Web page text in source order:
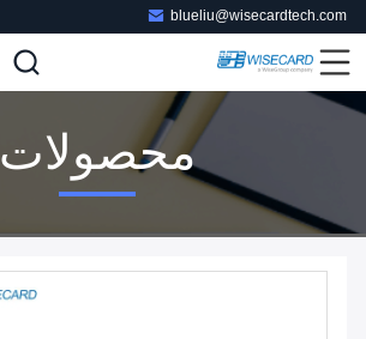
blueliu@wisecardtech.com
محصولات